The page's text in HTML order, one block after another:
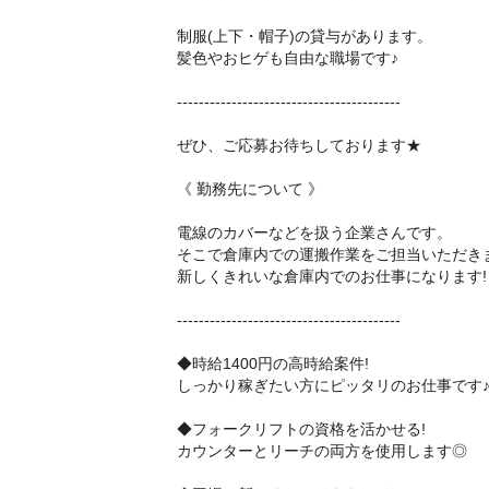
制服(上下・帽子)の貸与があります。
髪色やおヒゲも自由な職場です♪
-----------------------------------------
ぜひ、ご応募お待ちしております★
《 勤務先について 》
電線のカバーなどを扱う企業さんです。
そこで倉庫内での運搬作業をご担当いただき
新しくきれいな倉庫内でのお仕事になります!
-----------------------------------------
◆時給1400円の高時給案件!
しっかり稼ぎたい方にピッタリのお仕事です♪
◆フォークリフトの資格を活かせる!
カウンターとリーチの両方を使用します◎